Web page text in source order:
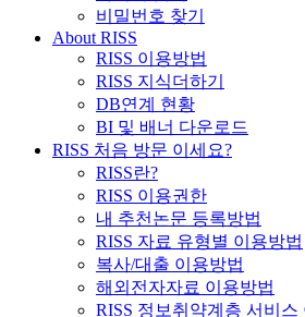
비밀번호 찾기
About RISS
RISS 이용방법
RISS 지식더하기
DB연계 현황
BI 및 배너 다운로드
RISS 처음 방문 이세요?
RISS란?
RISS 이용권한
내 추천논문 등록방법
RISS 자료 유형별 이용방법
복사/대출 이용방법
해외전자자료 이용방법
RISS 정보취약계층 서비스